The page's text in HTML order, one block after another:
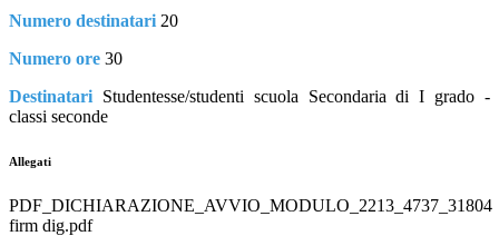
Numero destinatari 20
Numero ore 30
Destinatari Studentesse/studenti scuola Secondaria di I grado -
classi seconde
Allegati
PDF_DICHIARAZIONE_AVVIO_MODULO_2213_4737_31804
firm dig.pdf